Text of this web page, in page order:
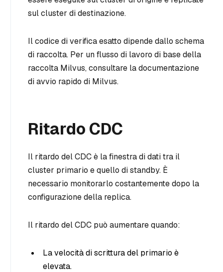
sul cluster di destinazione.
Il codice di verifica esatto dipende dallo schema
di raccolta. Per un flusso di lavoro di base della
raccolta Milvus, consultare la documentazione
di avvio rapido di Milvus.
Ritardo CDC
Il ritardo del CDC è la finestra di dati tra il
cluster primario e quello di standby. È
necessario monitorarlo costantemente dopo la
configurazione della replica.
Il ritardo del CDC può aumentare quando:
La velocità di scrittura del primario è
elevata.